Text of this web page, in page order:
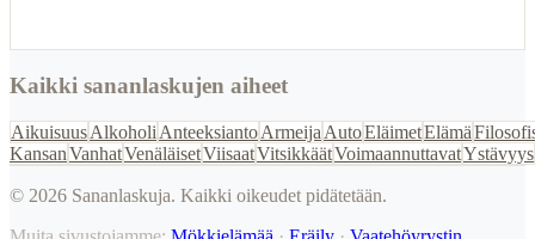
Kaikki sananlaskujen aiheet
AikuisuusAlkoholi AnteeksiantoArmeija AutoEläimetElämä
KansanVanhatVenäläisetViisaatVitsikkäätVoimaannuttavatYstävyys
© 2026 Sananlaskuja. Kaikki oikeudet pidätetään.